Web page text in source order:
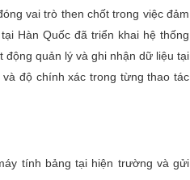
vai trò then chốt trong việc đảm
Hàn Quốc đã triển khai hệ thống
quản lý và ghi nhận dữ liệu tại
độ chính xác trong từng thao tác
tính bảng tại hiện trường và gửi